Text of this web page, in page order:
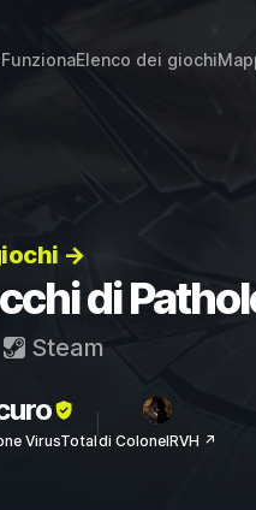
Elenco dei giochi
→
di
Steam
VirusTotaldi ColonelRVH ↗